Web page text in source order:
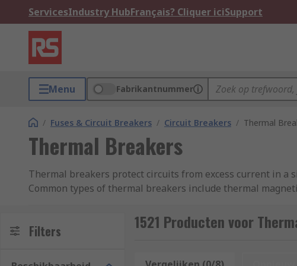
ServicesIndustry HubFrançais? Cliquer iciSupport
Menu Fabrikantnummer
/ Fuses & Circuit Breakers / Circuit Breakers / Thermal
Thermal Breakers
Thermal breakers protect circuits from excess current in
Common types of thermal breakers include thermal
Types of Thermal Breakers
electrical switch to disrupt the flow of current when an
Filters 1521 Producten voor